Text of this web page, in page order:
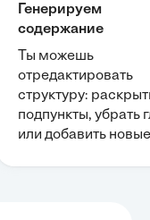
Генерируем
содержание
Ты можешь
отредактировать
структуру:
подпункты, убрать
или добавить новые